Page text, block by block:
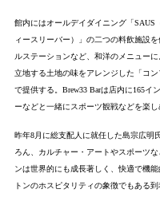
館内にはオールデイダイニング「SAUS
ィースリーバー）」の二つの料飲施設
ルステーションなど、和洋のメニュー
立地する土地の味をアレンジした「コ
で提供する。Brew33 Barは店内に165イ
ーなどと一緒にスポーツ観戦などを楽し
昨年8月に総支配人に就任した島宗広明
ろん、カルチャー・アートやスポーツ
ンは世界的にも成長著しく、快適で機
トンのホスピタリティの象徴でもある